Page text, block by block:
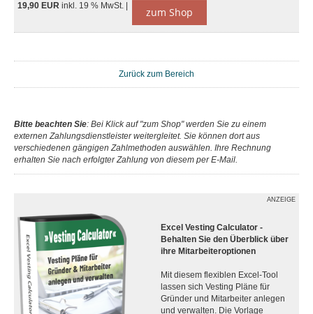
19,90 EUR inkl. 19 % MwSt. | zum Shop
Zurück zum Bereich
Bitte beachten Sie: Bei Klick auf "zum Shop" werden Sie zu einem
externen Zahlungsdienstleister weitergleitet. Sie können dort aus
verschiedenen gängigen Zahlmethoden auswählen. Ihre Rechnung
erhalten Sie nach erfolgter Zahlung von diesem per E-Mail.
ANZEIGE
Excel Vesting Calculator -
Behalten Sie den Überblick über
ihre Mitarbeiteroptionen
Mit diesem flexiblen Excel-Tool
lassen sich Vesting Pläne für
Gründer und Mitarbeiter anlegen
und verwalten. Die Vorlage